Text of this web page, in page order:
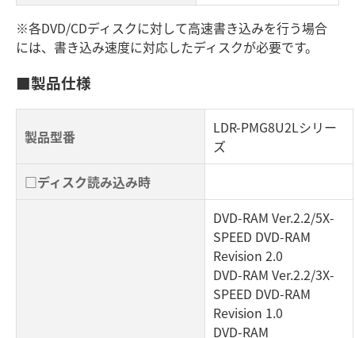
※各DVD/CDディスクに対して高速書き込みを行う場合
には、書き込み速度に対応したディスクが必要です。
■製品仕様
製品型番
LDR-PMG8U2Lシリー
ズ
□ディスク読み込み時
DVD-RAM Ver.2.2/5X-
SPEED DVD-RAM
Revision 2.0
DVD-RAM Ver.2.2/3X-
SPEED DVD-RAM
Revision 1.0
DVD-RAM